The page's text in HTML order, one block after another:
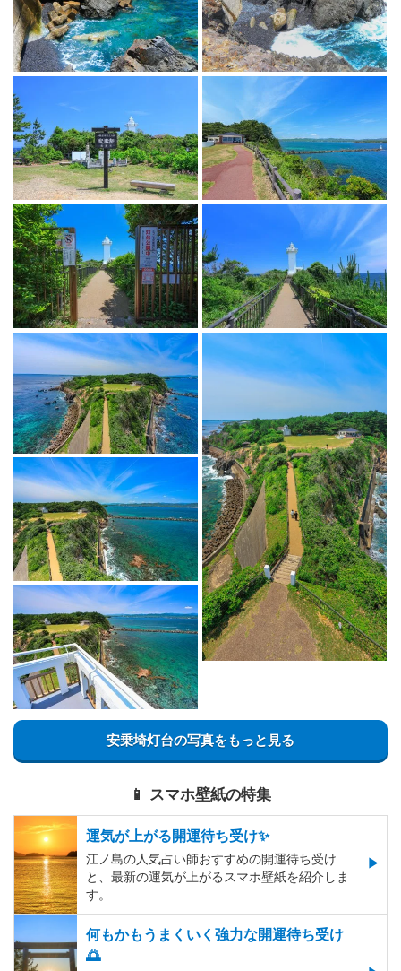
安乗埼灯台の写真をもっと見る
📱 スマホ壁紙の特集
運気が上がる開運待ち受け✨
江ノ島の人気占い師おすすめの開運待ち受け
と、最新の運気が上がるスマホ壁紙を紹介しま
す。
何もかもうまくいく強力な開運待ち受け
🌅